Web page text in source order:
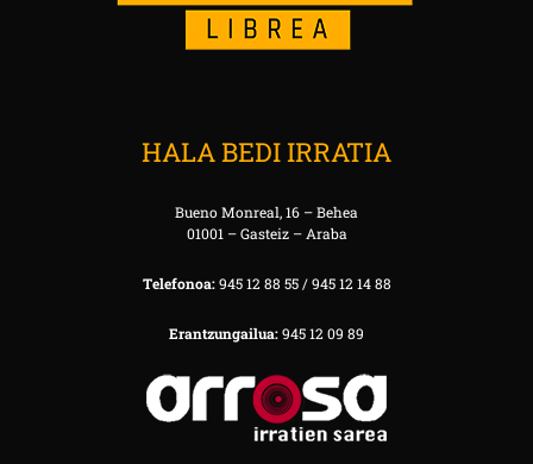
HALA BEDI IRRATIA
Bueno Monreal, 16 – Behea
01001 – Gasteiz – Araba
Telefonoa:945 12 88 55 / 945 12 14 88
Erantzungailua:945 12 09 89